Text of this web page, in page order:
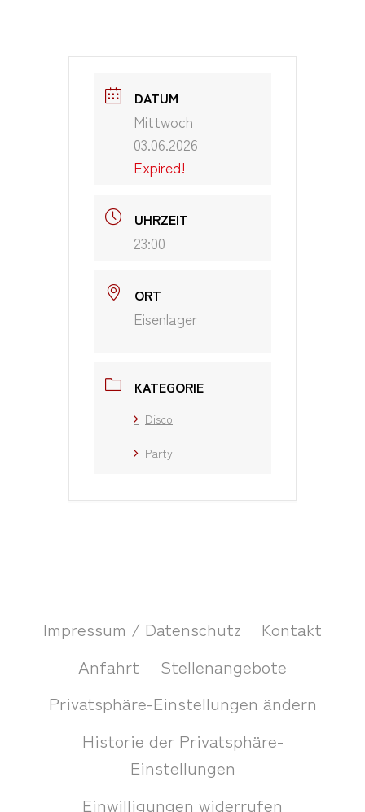
DATUM
Mittwoch
03.06.2026
Expired!
UHRZEIT
23:00
ORT
Eisenlager
KATEGORIE
Disco
Party
Impressum / Datenschutz
Kontakt
Anfahrt
Stellenangebote
Privatsphäre-Einstellungen ändern
Historie der Privatsphäre-
Einstellungen
Einwilligungen widerrufen